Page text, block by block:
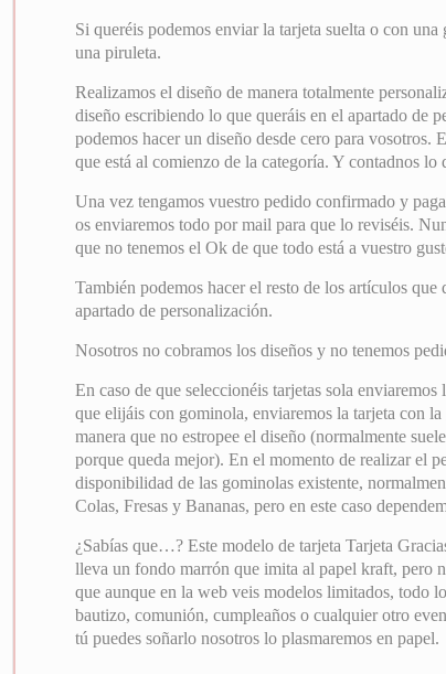
Si queréis podemos enviar la tarjeta suelta o con
una piruleta.
Realizamos el diseño de manera totalmente
diseño escribiendo lo que queráis en el apartado de
podemos hacer un diseño desde cero para vosotros.
que está al comienzo de la categoría. Y contadnos lo
Una vez tengamos vuestro pedido confirmado y
os enviaremos todo por mail para que lo reviséis.
que no tenemos el Ok de que todo está a vuestro
También podemos hacer el resto de los artículos
apartado de personalización.
Nosotros no cobramos los diseños y no tenemos
En caso de que seleccionéis tarjetas sola
que elijáis con gominola, enviaremos la tarjeta con
manera que no estropee el diseño (normalmente
porque queda mejor). En el momento de realizar el
disponibilidad de las gominolas existente,
Colas, Fresas y Bananas, pero en este caso
¿Sabías que…? Este modelo de tarjeta Tarjeta
lleva un fondo marrón que imita al papel kraft, pero
que aunque en la web veis modelos limitados, todo
bautizo, comunión, cumpleaños o cualquier otro
tú puedes soñarlo nosotros lo plasmaremos en papel.